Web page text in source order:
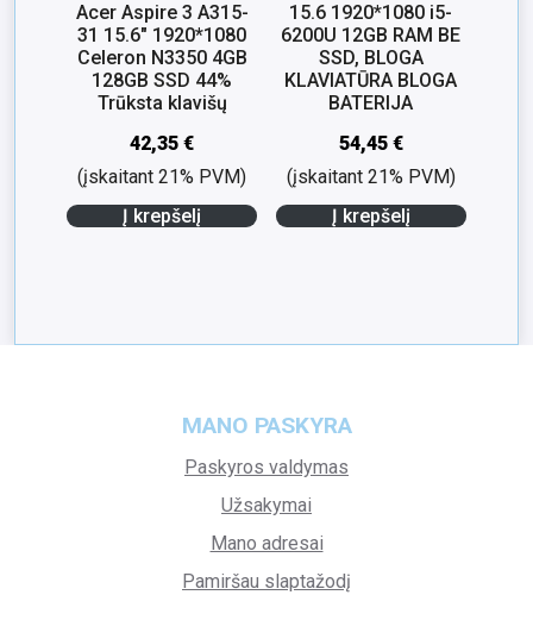
Acer Aspire 3 A315-
31 15.6″ 1920*1080
Celeron N3350 4GB
128GB SSD 44%
Trūksta klavišų
42,35€
(įskaitant 21% PVM)
Į krepšelį
15.6 1920*1080 i5-
6200U 12GB RAM BE
SSD, BLOGA
KLAVIATŪRA BLOGA
BATERIJA
54,45 €
(įskaitant 21% PVM)
Į krepšelį
MANO PASKYRA
Paskyros valdymas
Užsakymai
Mano adresai
Pamiršau slaptažodį